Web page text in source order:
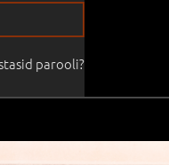
parooli?